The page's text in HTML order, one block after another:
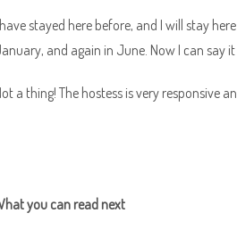
stayed here before, and I will stay
and again in June. Now I can say
a thing! The hostess is very responsive
you can read next